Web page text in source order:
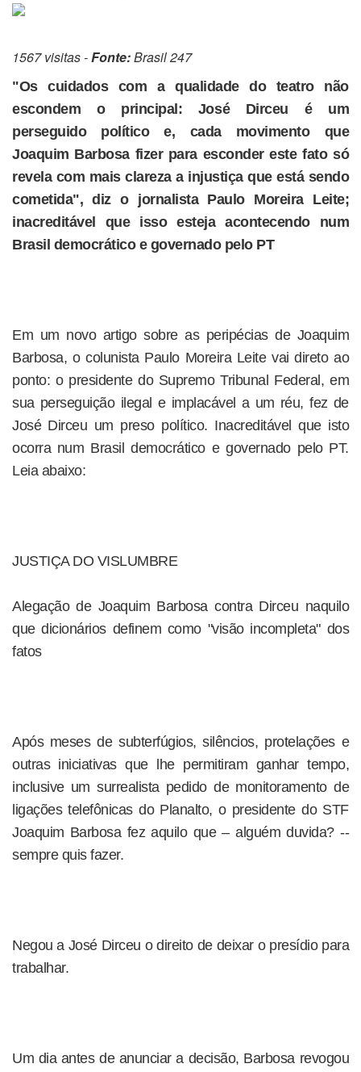
1567 visitas -Fonte:Brasil 247
"Os cuidados com a qualidade do teatro não
escondem o principal: José Dirceu é um
perseguido político e, cada movimento que
Joaquim Barbosa fizer para esconder este fato só
revela com mais clareza a injustiça que está sendo
cometida", diz o jornalista Paulo Moreira Leite;
inacreditável que isso esteja acontecendo num
Brasil democrático e governado pelo PT
Em um novo artigo sobre as peripécias de Joaquim
Barbosa, o colunista Paulo Moreira Leite vai direto ao
ponto: o presidente do Supremo Tribunal Federal, em
sua perseguição ilegal e implacável a um réu, fez de
José Dirceu um preso político. Inacreditável que isto
ocorra num Brasil democrático e governado pelo PT.
Leia abaixo:
JUSTIÇA DO VISLUMBRE
Alegação de Joaquim Barbosa contra Dirceu naquilo
que dicionários definem como "visão incompleta" dos
fatos
Após meses de subterfúgios, silêncios, protelações e
outras iniciativas que lhe permitiram ganhar tempo,
inclusive um surrealista pedido de monitoramento de
ligações telefônicas do Planalto, o presidente do STF
Joaquim Barbosa fez aquilo que – alguém duvida? --
sempre quis fazer.
Negou a José Dirceu o direito de deixar o presídio para
trabalhar.
Um dia antes de anunciar a decisão, Barbosa revogou